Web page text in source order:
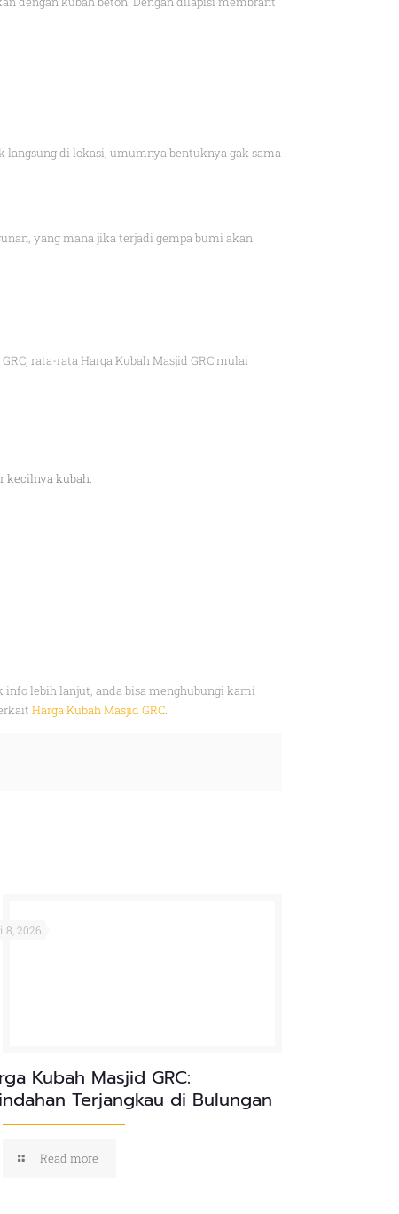
langsung di lokasi, umumnya bentuknya gak sama
yang mana jika terjadi gempa bumi akan
rata-rata Harga Kubah Masjid GRC mulai
kecilnya kubah.
lebih lanjut, anda bisa menghubungi kami
Harga Kubah Masjid GRC.
8, 2026
Kubah Masjid GRC:
Terjangkau di Bulungan
Read more